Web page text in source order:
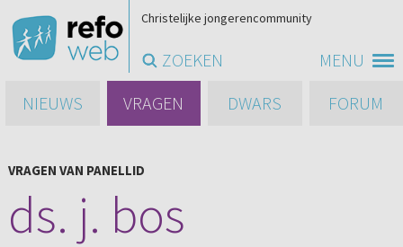
MENU
Christelijke jongerencommunity
ZOEKEN
NIEUWS
VRAGEN DWARS FORUM
VRAGEN VAN PANELLID
ds. j. bos